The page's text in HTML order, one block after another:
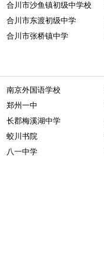
合川市沙鱼镇初级中学校
合川市东渡初级中学
合川市张桥镇中学
南京外国语学校
郑州一中
长郡梅溪湖中学
蛟川书院
八一中学